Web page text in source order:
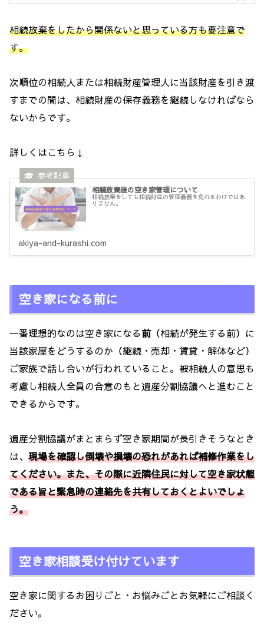
相続放棄をしたから関係ないと思っている方も要注意で
す。
次順位の相続人または相続財産管理人に当該財産を引き渡
すまでの間は、相続財産の保存義務を継続しなければなら
ないからです。
詳しくはこちら↓
相続放棄後の空き家管理について
相続放棄をしても相続財産の管理義務を免れるわけではあ
りません。
akiya-and-kurashi.com
空き家になる前に
一番理想的なのは空き家になる前（相続が発生する前）に
当該家屋をどうするのか（継続・売却・賃貸・解体など）
ご家族で話し合いが行われていること。被相続人の意思も
考慮し相続人全員の合意のもと遺産分割協議へと進むこと
できるからです。
遺産分割協議がまとまらず空き家期間が長引きそうなとき
は、 現場を確認し倒壊や損壊の恐れがあれば補修作業をし
てください。また、その際に近隣住民に対して空き家状態
である旨と緊急時の連絡先を共有しておくとよいでしょ
う。
空き家相談受け付けています
空き家に関するお困りごと・お悩みごとお気軽にご相談く
ださい。